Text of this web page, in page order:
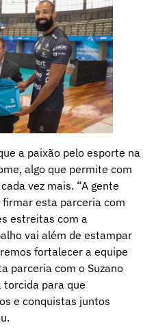
a paixão pelo esporte na
algo que permite com
vez mais. “A gente
esta parceria com
estreitas com a
vai além de estampar
fortalecer a equipe
parceria com o Suzano
torcida para que
e conquistas juntos